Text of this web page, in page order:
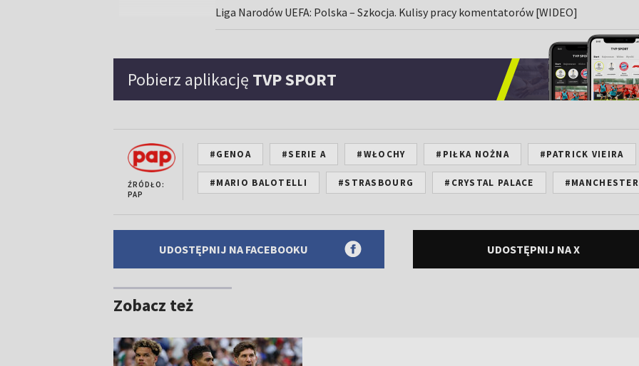
Liga Narodów UEFA: Polska – Szkocja. Kulisy pracy komentatorów [WIDEO]
Pobierz aplikację TVP SPORT
ŹRÓDŁO:
PAP
#GENOA #SERIE A #WŁOCHY #PIŁKA NOŻNA #PATRICK VIEIRA
#MARIO BALOTELLI #STRASBOURG #CRYSTAL PALACE
UDOSTĘPNIJ NA FACEBOOKU UDOSTĘPNIJ NA X
Zobacz też